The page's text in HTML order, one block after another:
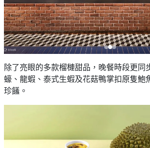
除了亮眼的多款榴槤甜品，晚餐時段更同
蠔、龍蝦、泰式生蝦及花菇鴨掌扣原隻鮑
珍饈。